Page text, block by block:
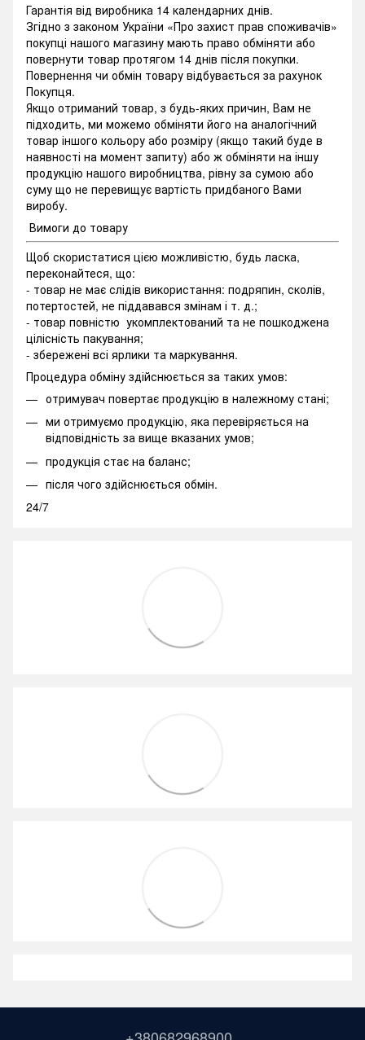
Гарантія від виробника 14 календарних днів.
Згідно з законом України «Про захист прав споживачів»
покупці нашого магазину мають право обміняти або
повернути товар протягом 14 днів після покупки.
Повернення чи обмін товару відбувається за рахунок
Покупця.
Якщо отриманий товар, з будь-яких причин, Вам не
підходить, ми можемо обміняти його на аналогічний
товар іншого кольору або розміру (якщо такий буде в
наявності на момент запиту) або ж обміняти на іншу
продукцію нашого виробництва, рівну за сумою або
суму що не перевищує вартість придбаного Вами
виробу.
Вимоги до товару
Щоб скористатися цією можливістю, будь ласка,
переконайтеся, що:
- товар не має слідів використання: подряпин, сколів,
потертостей, не піддавався змінам і т. д.;
- товар повністю укомплектований та не пошкоджена
цілісність пакування;
- збережені всі ярлики та маркування.
Процедура обміну здійснюється за таких умов:
отримувач повертає продукцію в належному стані;
ми отримуємо продукцію, яка перевіряється на
відповідність за вище вказаних умов;
продукція стає на баланс;
після чого здійснюється обмін.
24/7